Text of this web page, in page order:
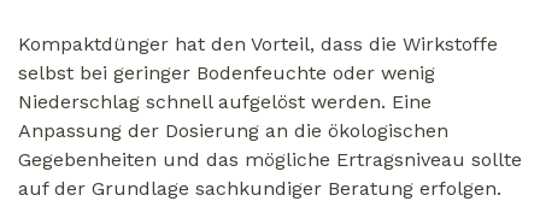
Kompaktdünger hat den Vorteil, dass die Wirkstoffe
selbst bei geringer Bodenfeuchte oder wenig
Niederschlag schnell aufgelöst werden. Eine
Anpassung der Dosierung an die ökologischen
Gegebenheiten und das mögliche Ertragsniveau sollte
auf der Grundlage sachkundiger Beratung erfolgen.